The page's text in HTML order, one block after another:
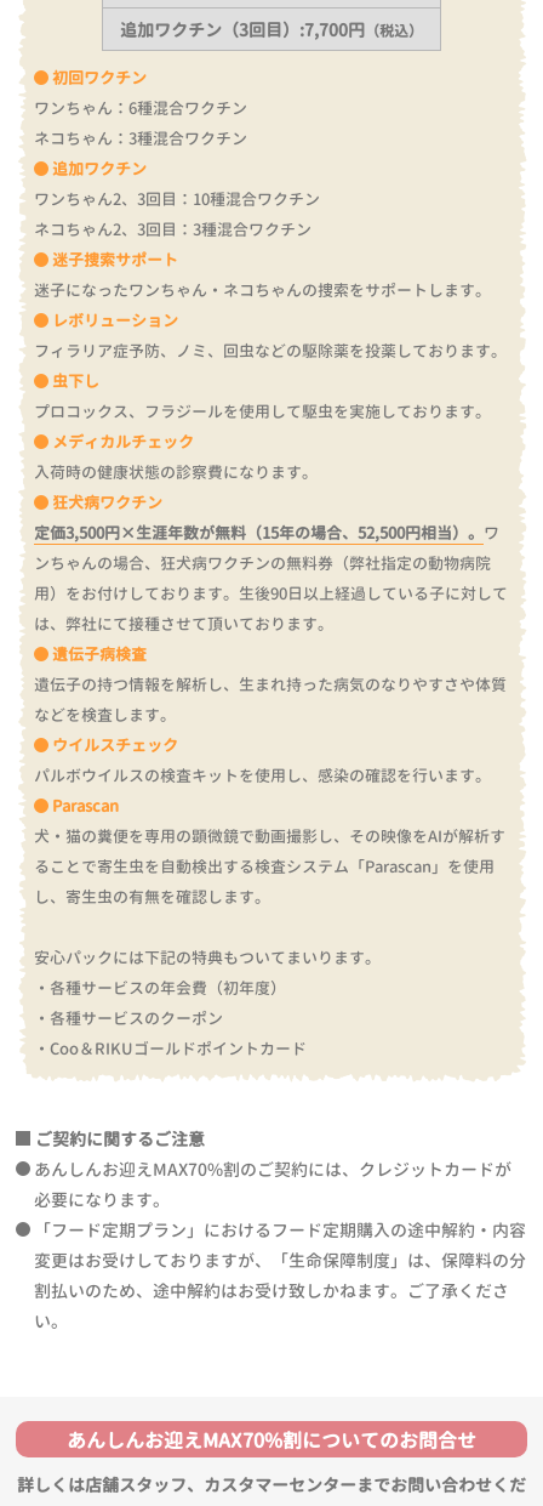
初回ワクチン
ワンちゃん：6種混合ワクチン
ネコちゃん：3種混合ワクチン
追加ワクチン
ワンちゃん2、3回目：10種混合ワクチン
ネコちゃん2、3回目：3種混合ワクチン
迷子捜索サポート
迷子になったワンちゃん・ネコちゃんの捜索をサポートします。
レボリューション
フィラリア症予防、ノミ、回虫などの駆除薬を投薬しております。
虫下し
プロコックス、フラジールを使用して駆虫を実施しております。
メディカルチェック
入荷時の健康状態の診察費になります。
狂犬病ワクチン
定価3,500円×生涯年数が無料（15年の場合、52,500円相当）。 ワ
ンちゃんの場合、狂犬病ワクチンの無料券（弊社指定の動物病院
用）をお付けしております。 生後90日以上経過している子に対して
は、弊社にて接種させて頂いております。
遺伝子病検査
遺伝子の持つ情報を解析し、生まれ持った病気のなりやすさや体質
などを検査します。
ウイルスチェック
パルボウイルスの検査キットを使用し、感染の確認を行います。
Parascan
犬・猫の糞便を専用の顕微鏡で動画撮影し、その映像をAIが解析す
ることで寄生虫を自動検出する検査システム「Parascan」を使用
し、寄生虫の有無を確認します。
安心パックには下記の特典もついてまいります。
・各種サービスの年会費（初年度）
・各種サービスのクーポン
・Coo＆RIKUゴールドポイントカード
追加ワクチン（3回目）:7,700円 （税込）
ご契約に関するご注意
あんしんお迎えMAX70%割のご契約には、クレジットカードが
必要になります。
「フード定期プラン」におけるフード定期購入の途中解約・内容
変更はお受けしておりますが、「生命保障制度」は、保障料の分
割払いのため、途中解約はお受け致しかねます。ご了承くださ
い。
あんしんお迎えMAX70%割についてのお問合せ
詳しくは店舗スタッフ、カスタマーセンターまでお問い合わせくだ